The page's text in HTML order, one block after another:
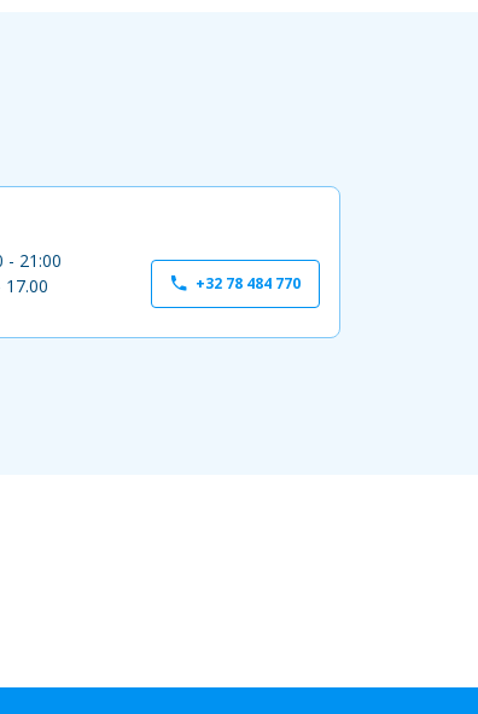
- 21:00
+32 78 484 770